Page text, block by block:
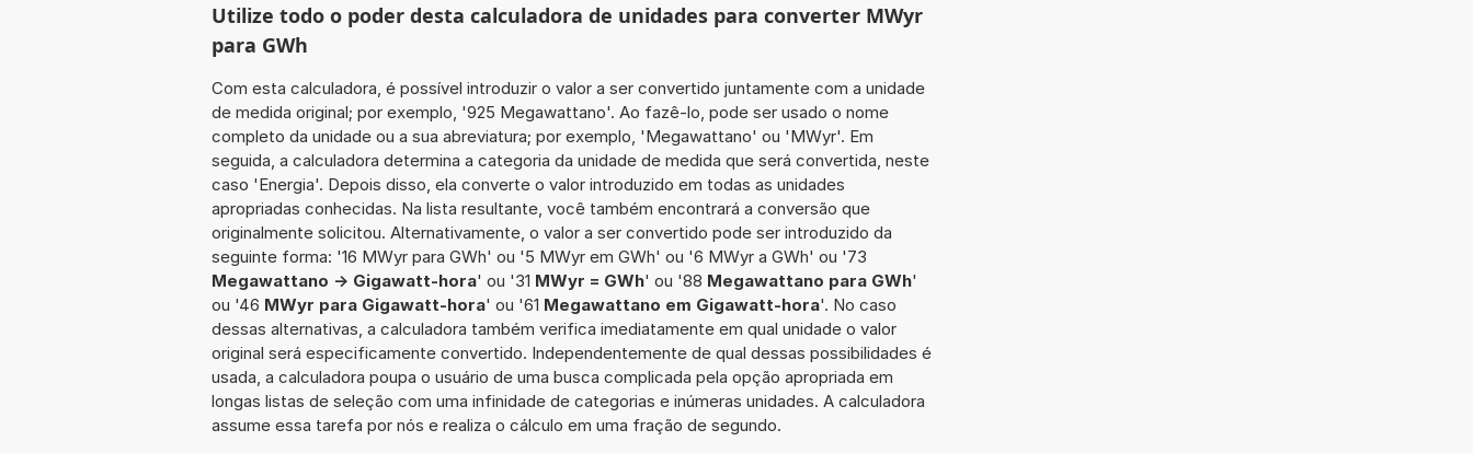
Utilize todo o poder desta calculadora de unidades para converter MWyr
para GWh
Com esta calculadora, é possível introduzir o valor a ser convertido juntamente com a unidade
de medida original; por exemplo, '925 Megawattano'. Ao fazê-lo, pode ser usado o nome
completo da unidade ou a sua abreviatura; por exemplo, 'Megawattano' ou 'MWyr'. Em
seguida, a calculadora determina a categoria da unidade de medida que será convertida, neste
caso 'Energia'. Depois disso, ela converte o valor introduzido em todas as unidades
apropriadas conhecidas. Na lista resultante, você também encontrará a conversão que
originalmente solicitou. Alternativamente, o valor a ser convertido pode ser introduzido da
seguinte forma: '16 MWyr para GWh' ou '5 MWyr em GWh' ou '6 MWyr a GWh' ou '73
Megawattano -> Gigawatt-hora' ou '31 MWyr = GWh' ou '88 Megawattano para GWh'
ou '46 MWyr para Gigawatt-hora' ou '61 Megawattano em Gigawatt-hora'. No caso
dessas alternativas, a calculadora também verifica imediatamente em qual unidade o valor
original será especificamente convertido. Independentemente de qual dessas possibilidades é
usada, a calculadora poupa o usuário de uma busca complicada pela opção apropriada em
longas listas de seleção com uma infinidade de categorias e inúmeras unidades. A calculadora
assume essa tarefa por nós e realiza o cálculo em uma fração de segundo.